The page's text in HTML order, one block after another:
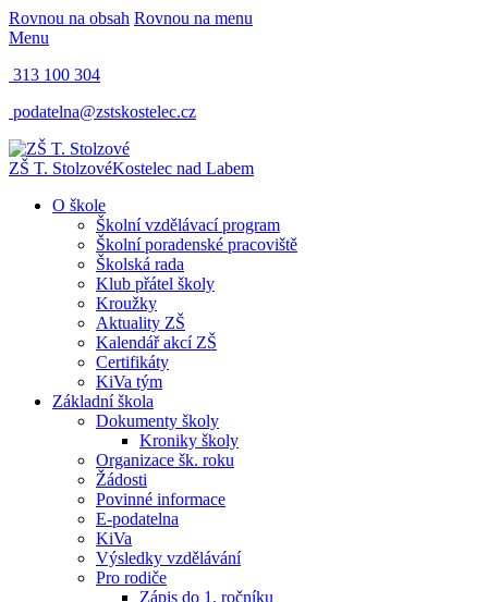
Rovnou na obsah Rovnou na menu
Menu
313 100 304
podatelna@zstskostelec.cz
ZŠ T. StolzovéKostelec nad Labem
O škole
Školní vzdělávací program
Školní poradenské pracoviště
Školská rada
Klub přátel školy
Kroužky
Aktuality ZŠ
Kalendář akcí ZŠ
Certifikáty
KiVa tým
Základní škola
Dokumenty školy
Kroniky školy
Organizace šk. roku
Žádosti
Povinné informace
E-podatelna
KiVa
Výsledky vzdělávání
Pro rodiče
Zápis do 1. ročníku